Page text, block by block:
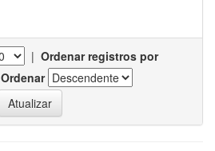
| Ordenar registros por
Ordenar